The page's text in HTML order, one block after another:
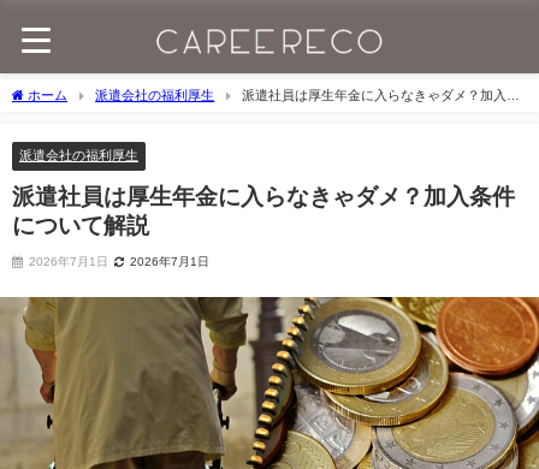
ホーム 派遣会社の福利厚生
派遣社員は厚生年金に入らなきゃダメ？加入条
派遣会社の福利厚生
派遣社員は厚生年金に入らなきゃダメ？加入条件
について解説
2026年7月1日 2026年7月1日